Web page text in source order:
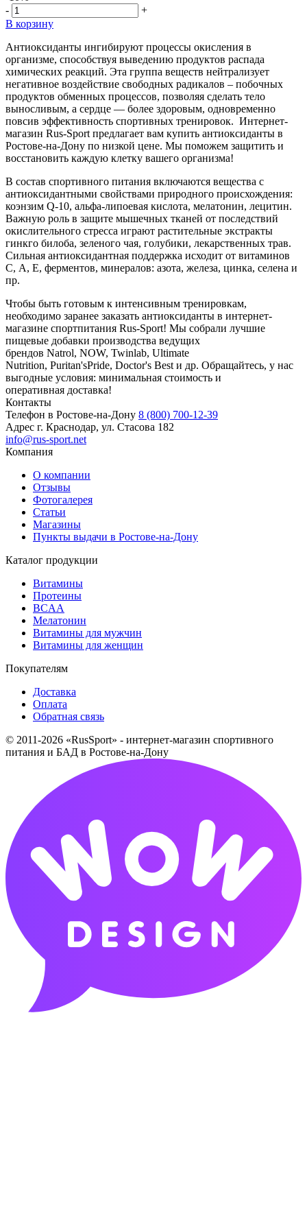
-
+
В корзину
Антиоксиданты ингибируют процессы окисления в
организме, способствуя выведению продуктов распада
химических реакций. Эта группа веществ нейтрализует
негативное воздействие свободных радикалов – побочных
продуктов обменных процессов, позволяя сделать тело
выносливым, а сердце — более здоровым, одновременно
повсив эффективность спортивных тренировок. Интернет-
магазин Rus-Sport предлагает вам купить антиоксиданты в
Ростове-на-Дону по низкой цене. Мы поможем защитить и
восстановить каждую клетку вашего организма!
В состав спортивного питания включаются вещества с
антиоксидантными свойствами природного происхождения:
коэнзим Q-10, альфа-липоевая кислота, мелатонин, лецитин.
Важную роль в защите мышечных тканей от последствий
окислительного стресса играют растительные экстракты
гинкго билоба, зеленого чая, голубики, лекарственных трав.
Сильная антиоксидантная поддержка исходит от витаминов
С, А, Е, ферментов, минералов: азота, железа, цинка, селена и
пр.
Чтобы быть готовым к интенсивным тренировкам,
необходимо заранее заказать антиоксиданты в интернет-
магазине спортпитания Rus-Sport! Мы собрали лучшие
пищевые добавки производства ведущих
брендов Natrol, NOW, Twinlab, Ultimate
Nutrition, Puritan'sPride, Doctor's Best и др. Обращайтесь, у нас
выгодные условия: минимальная стоимость и
оперативная доставка!
Контакты
Телефон в Ростове-на-Дону 8 (800) 700-12-39
Адрес г. Краснодар, ул. Стасова 182
info@rus-sport.net
Компания
О компании
Отзывы
Фотогалерея
Статьи
Магазины
Пункты выдачи в Ростове-на-Дону
Каталог продукции
Витамины
Протеины
BCAA
Мелатонин
Витамины для мужчин
Витамины для женщин
Покупателям
Доставка
Оплата
Обратная связь
© 2011-2026 «RusSport» - интернет-магазин спортивного
питания и БАД в Ростове-на-Дону